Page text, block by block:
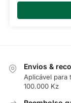
Envios &
Aplicável para
100.000 Kz